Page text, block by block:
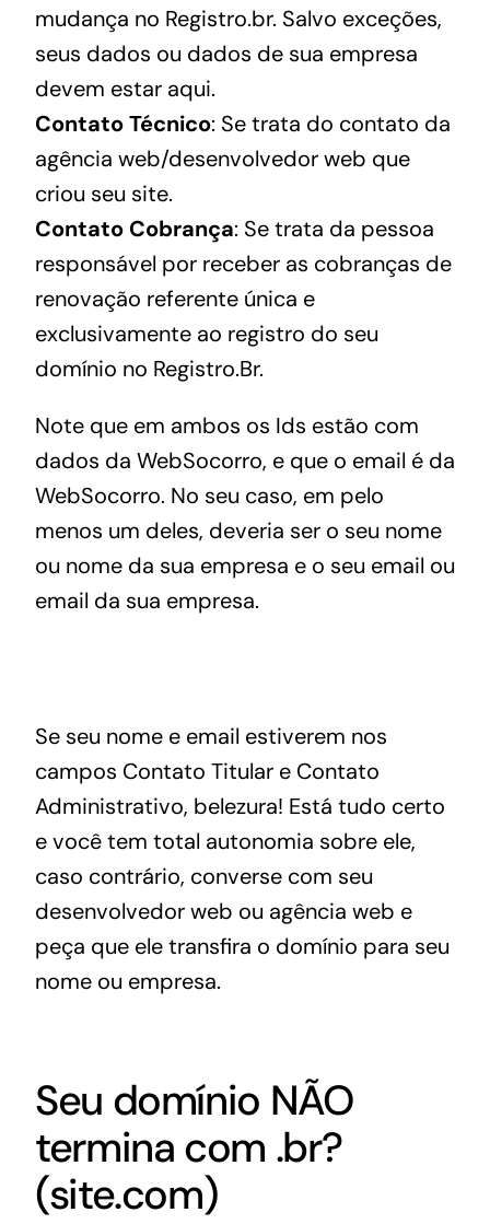
mudança no Registro.br. Salvo exceções,
seus dados ou dados de sua empresa
devem estar aqui.
Contato Técnico: Se trata do contato da
agência web/desenvolvedor web que
criou seu site.
Contato Cobrança: Se trata da pessoa
responsável por receber as cobranças de
renovação referente única e
exclusivamente ao registro do seu
domínio no Registro.Br.
Note que em ambos os Ids estão com
dados da WebSocorro, e que o email é da
WebSocorro. No seu caso, em pelo
menos um deles, deveria ser o seu nome
ou nome da sua empresa e o seu email ou
email da sua empresa.
Se seu nome e email estiverem nos
campos Contato Titular e Contato
Administrativo, belezura! Está tudo certo
e você tem total autonomia sobre ele,
caso contrário, converse com seu
desenvolvedor web ou agência web e
peça que ele transfira o domínio para seu
nome ou empresa.
Seu domínio NÃO
termina com .br?
(site.com)